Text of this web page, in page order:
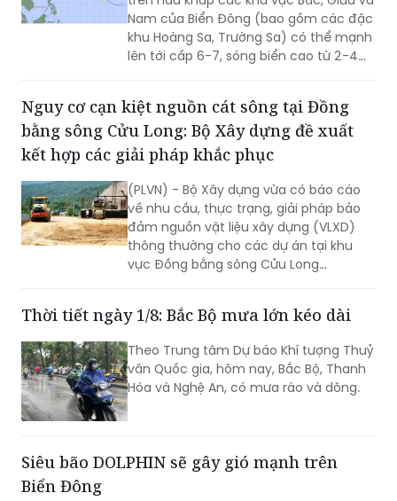
Nam của Biển Đông (bao gồm các đặc
khu Hoàng Sa, Trường Sa) có thể mạnh
lên tới cấp 6-7, sóng biển cao từ 2-4m,
Nguy cơ cạn kiệt nguồn cát sông tại Đồng
bằng sông Cửu Long: Bộ Xây dựng đề xuất
kết hợp các giải pháp khắc phục
(PLVN) - Bộ Xây dựng vừa có báo cáo
về nhu cầu, thực trạng, giải pháp bảo
đảm nguồn vật liệu xây dựng (VLXD)
thông thường cho các dự án tại khu
vực Đồng bằng sông Cửu Long
Thời tiết ngày 1/8: Bắc Bộ mưa lớn kéo dài
Theo Trung tâm Dự báo Khí tượng Thuỷ
văn Quốc gia, hôm nay, Bắc Bộ, Thanh
Hóa và Nghệ An, có mưa rào và dông.
Siêu bão DOLPHIN sẽ gây gió mạnh trên
Biển Đông